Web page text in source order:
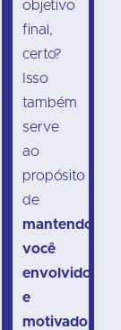
objetivo
final,
certo?
Isso
também
serve
ao
propósito
de
mantendo
você
envolvido
e
motivado